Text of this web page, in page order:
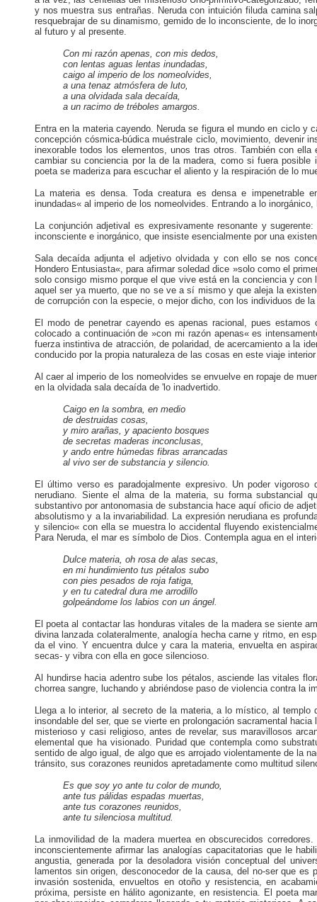
y nos muestra sus entrañas. Neruda con intuición filuda camina
resquebrajar de su dinamismo, gemido de lo inconsciente, de lo
al futuro y al presente.
Con mi razón apenas, con mis dedos,
con lentas aguas lentas inundadas,
caigo al imperio de los nomeolvides,
a una tenaz atmósfera de luto,
a una olvidada sala decaída,
a un racimo de tréboles amargos.
Entra en la materia cayendo. Neruda se figura el mundo en ciclo
concepción cósmica-búdica muéstrale ciclo, movimiento, devenir
inexorable todos los elementos, unos tras otros. También con
cambiar su conciencia por la de la madera, como si fuera
poeta se maderiza para escuchar el aliento y la respiración de lo
La materia es densa. Toda creatura es densa e impenetrable
inundadas« al imperio de los nomeolvides. Entrando a lo
La conjunción adjetival es expresivamente resonante y
inconsciente e inorgánico, que insiste esencialmente por una
Sala decaída adjunta el adjetivo olvidada y con ello se nos
Hondero Entusiasta«, para afirmar soledad dice »solo como el
solo consigo mismo porque el que vive está en la conciencia y
aquel ser ya muerto, que no se ve a sí mismo y que aleja la
de corrupción con la especie, o mejor dicho, con los individuos de
El modo de penetrar cayendo es apenas racional, pues
colocado a continuación de »con mi razón apenas« es
fuerza instintiva de atracción, de polaridad, de acercamiento a la
conducido por la propia naturaleza de las cosas en este viaje
Al caer al imperio de los nomeolvides se envuelve en ropaje de
en la olvidada sala decaída de 'lo inadvertido.
Caigo en la sombra, en medio
de destruidas cosas,
y miro arañas, y apaciento bosques
de secretas maderas inconclusas,
y ando entre húmedas fibras arrancadas
al vivo ser de substancia y silencio.
El último verso es paradojalmente expresivo. Un poder
nerudiano. Siente el alma de la materia, su forma substancial
substantivo por antonomasia de substancia hace aquí oficio de
absolutismo y a la invariabilidad. La expresión nerudiana es
y silencio« con ella se muestra lo accidental fluyendo
Para Neruda, el mar es símbolo de Dios. Contempla agua en el
Dulce materia, oh rosa de alas secas,
en mi hundimiento tus pétalos subo
con pies pesados de roja fatiga,
y en tu catedral dura me arrodillo
golpeándome los labios con un ángel.
El poeta al contactar las honduras vitales de la madera se siente
divina lanzada colateralmente, analogía hecha carne y ritmo, en
da el vino. Y encuentra dulce y cara la materia, envuelta en
secas- y vibra con ella en goce silencioso.
Al hundirse hacia adentro sube los pétalos, asciende las vitales
chorrea sangre, luchando y abriéndose paso de violencia contra la
Llega a lo interior, al secreto de la materia, a lo místico, al
insondable del ser, que se vierte en prolongación sacramental
misterioso y casi religioso, antes de revelar, sus maravillosos
elemental que ha visionado. Puridad que contempla como
sentido de algo igual, de algo que es arrojado violentamente de la
tránsito, sus corazones reunidos apretadamente como multitud
Es que soy yo ante tu color de mundo,
ante tus pálidas espadas muertas,
ante tus corazones reunidos,
ante tu silenciosa multitud.
La inmovilidad de la madera muertea en obscurecidos
inconscientemente afirmar las analogías capacitatorias que le
angustia, generada por la desoladora visión conceptual del
lamentos sin origen, desconocedor de la causa, del no-ser que
invasión sostenida, envueltos en otoño y resistencia, en
próxima, persiste en hálito agonizante, en resistencia. El poeta